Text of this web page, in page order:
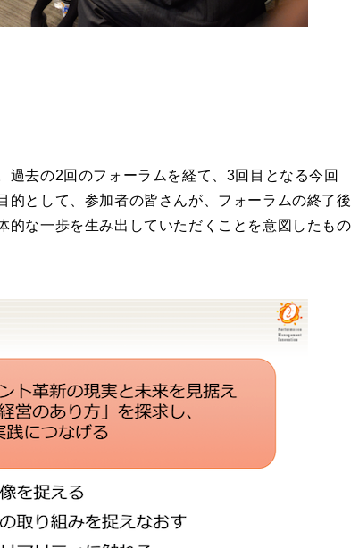
去の2回のフォーラムを経て、3回目となる今回
として、参加者の皆さんが、フォーラムの終了後
的な一歩を生み出していただくことを意図したもの